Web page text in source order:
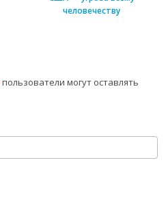
человечеству
пользователи могут оставлять